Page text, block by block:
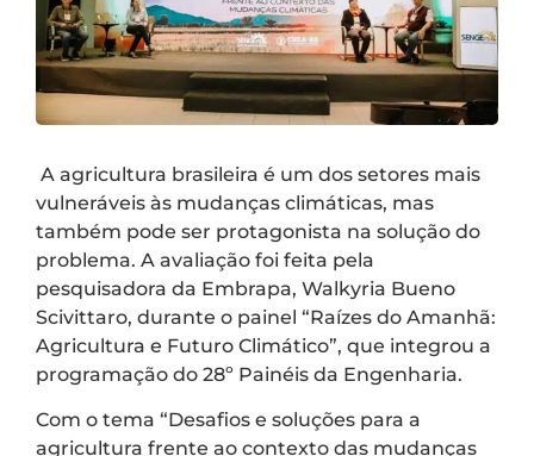
A agricultura brasileira é um dos setores mais
vulneráveis às mudanças climáticas, mas
também pode ser protagonista na solução do
problema. A avaliação foi feita pela
pesquisadora da Embrapa, Walkyria Bueno
Scivittaro, durante o painel “Raízes do Amanhã:
Agricultura e Futuro Climático”, que integrou a
programação do 28º Painéis da Engenharia.
Com o tema “Desafios e soluções para a
agricultura frente ao contexto das mudanças